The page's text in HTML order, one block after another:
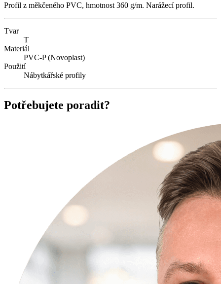
Profil z měkčeného PVC, hmotnost 360 g/m. Narážecí profil.
Tvar
T
Materiál
PVC-P (Novoplast)
Použití
Nábytkářské profily
Potřebujete poradit?